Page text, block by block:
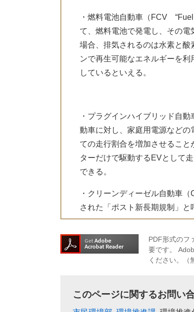
・燃料電池自動車（FCV
て、燃料電池で発電し、その
場合、排気されるのは水素と
ンで再生可能なエネルギーを
しているといえる。
・プラグインハイブリッド自
動車に対し、家庭用電源など
ての走行割合を増加させるこ
ターだけで駆動するEVとして
できる。
・クリーンディーゼル自動車
された「ポスト新長期規制」と
PDF形式のフ
要です。
ください。（
このページに関するお問い